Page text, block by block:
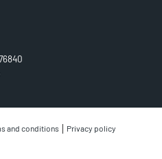
and conditions | Privacy policy